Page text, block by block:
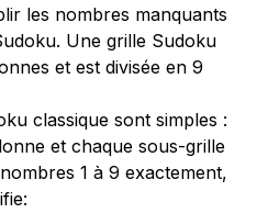
les nombres manquants
Une grille Sudoku
et est divisée en 9
classique sont simples :
et chaque sous-grille
1 à 9 exactement,